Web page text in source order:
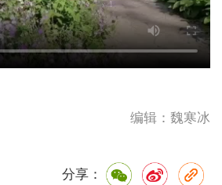
编辑：魏寒冰
分享：